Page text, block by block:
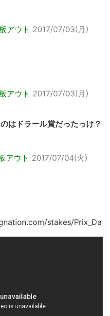
アウト 2017/07/03(月)
アウト 2017/07/03(月)
はドラール賞だったっけ？
アウト 2017/07/04(火)
stakes/Prix_Da